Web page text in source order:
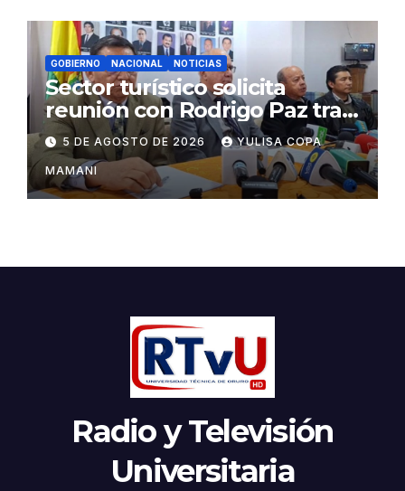
GOBIERNO NACIONAL NOTICIAS
Sector turístico solicita
reunión con Rodrigo Paz tras
cambios en la administración
del turismo
5 DE AGOSTO DE 2026 YULISA COPA
MAMANI
Radio y Televisión
Universitaria